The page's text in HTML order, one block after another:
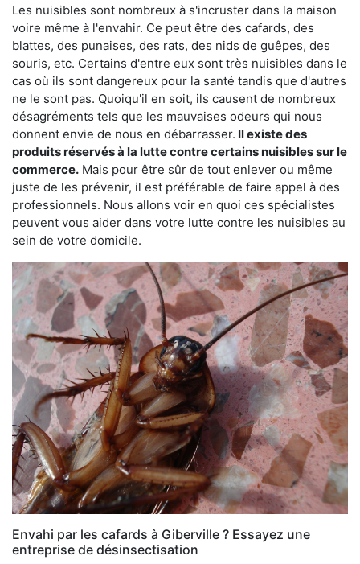
Les nuisibles sont nombreux à s'incruster dans la maison
voire même à l'envahir. Ce peut être des cafards, des
blattes, des punaises, des rats, des nids de guêpes, des
souris, etc. Certains d'entre eux sont très nuisibles dans le
cas où ils sont dangereux pour la santé tandis que d'autres
ne le sont pas. Quoiqu'il en soit, ils causent de nombreux
désagréments tels que les mauvaises odeurs qui nous
donnent envie de nous en débarrasser. Il existe des
produits réservés à la lutte contre certains nuisibles sur le
commerce. Mais pour être sûr de tout enlever ou même
juste de les prévenir, il est préférable de faire appel à des
professionnels. Nous allons voir en quoi ces spécialistes
peuvent vous aider dans votre lutte contre les nuisibles au
sein de votre domicile.
Envahi par les cafards à Giberville ? Essayez une
entreprise de désinsectisation